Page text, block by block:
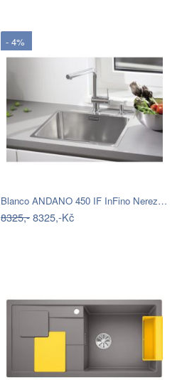
- 4%
Blanco ANDANO 450 IF InFino Nerez…
8325,-8325,-Kč